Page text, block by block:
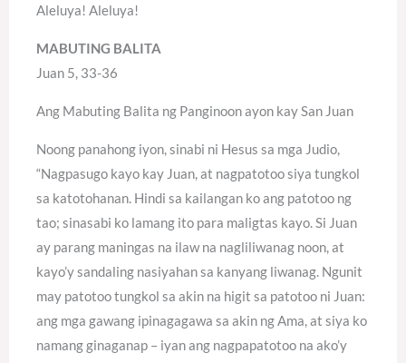
Aleluya! Aleluya!
MABUTING BALITA
Juan 5, 33-36
Ang Mabuting Balita ng Panginoon ayon kay San Juan
Noong panahong iyon, sinabi ni Hesus sa mga Judio,
“Nagpasugo kayo kay Juan, at nagpatotoo siya tungkol
sa katotohanan. Hindi sa kailangan ko ang patotoo ng
tao; sinasabi ko lamang ito para maligtas kayo. Si Juan
ay parang maningas na ilaw na nagliliwanag noon, at
kayo’y sandaling nasiyahan sa kanyang liwanag. Ngunit
may patotoo tungkol sa akin na higit sa patotoo ni Juan:
ang mga gawang ipinagagawa sa akin ng Ama, at siya ko
namang ginaganap – iyan ang nagpapatotoo na ako’y